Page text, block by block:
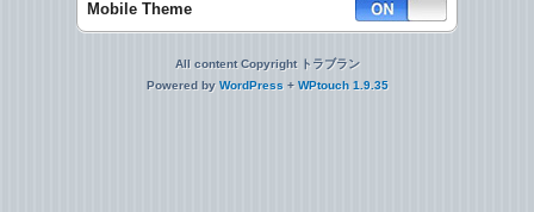
Mobile Theme
All content Copyright トラブラン
Powered by WordPress + WPtouch 1.9.35